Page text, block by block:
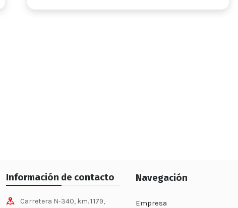
Información de contacto
Carretera N-340, km. 1.179,
Navegación
Empresa